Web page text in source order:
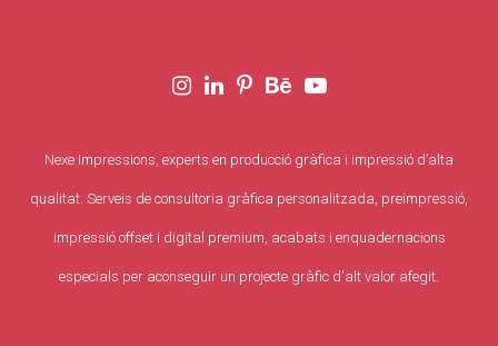
Nexe Impressions, experts en producció gràfica i impressió d’alta
qualitat. Serveis de consultoria gràfica personalitzada, preimpressió,
impressió offset i digital premium, acabats i enquadernacions
especials per aconseguir un projecte gràfic d'alt valor afegit.